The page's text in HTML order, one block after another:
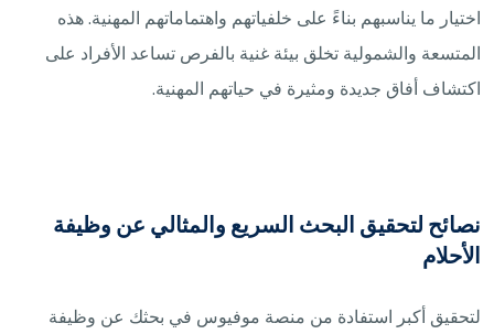
اختيار ما يناسبهم بناءً على خلفياتهم واهتماماتهم المهنية. هذه
المتسعة والشمولية تخلق بيئة غنية بالفرص تساعد الأفراد على
اكتشاف أفاق جديدة ومثيرة في حياتهم المهنية.
نصائح لتحقيق البحث السريع والمثالي عن وظيفة
الأحلام
لتحقيق أكبر استفادة من منصة موفيوس في بحثك عن وظيفة